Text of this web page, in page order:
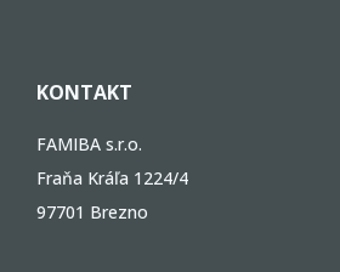
KONTAKT
FAMIBA s.r.o.
Fraňa Kráľa 1224/4
97701 Brezno